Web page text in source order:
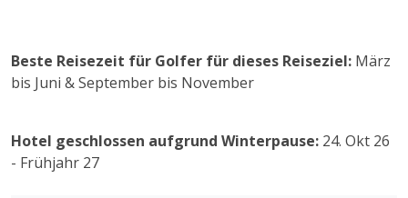
Beste Reisezeit für Golfer für dieses Reiseziel: März
bis Juni & September bis November
Hotel geschlossen aufgrund Winterpause: 24. Okt 26
- Frühjahr 27